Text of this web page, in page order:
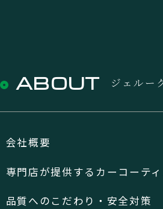
ABOUT ジェルー
会社概要
専門店が提供するカーコーテ
品質へのこだわり・安全対策